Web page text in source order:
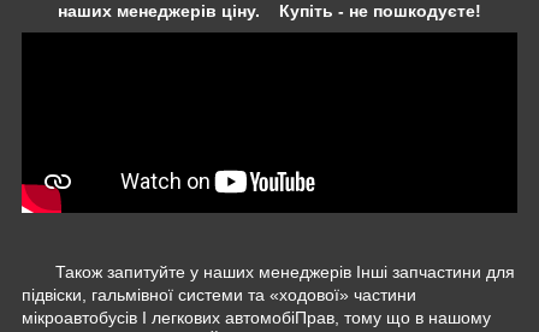
наших менеджерів ціну. Купіть - не пошкодуєте!
Також запитуйте у наших менеджерів Інші запчастини для
підвіски, гальмівної системи та «ходової» частини
мікроавтобусів І легкових автомобіПрав, тому що в нашому